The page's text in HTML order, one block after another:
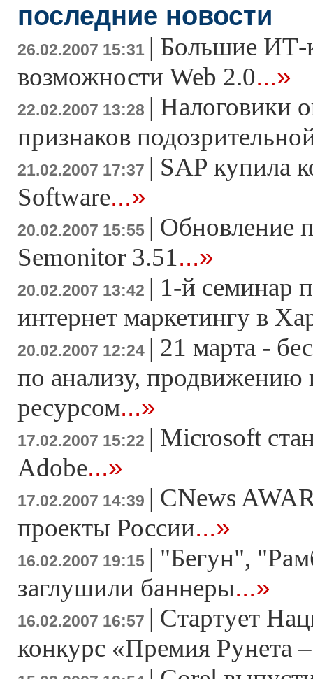
последние новости
26.02.2007 15:31 | Большие ИТ-
возможности Web 2.0...»
22.02.2007 13:28 | Налоговики
признаков
21.02.2007 17:37 | SAP купила
Software...»
20.02.2007 15:55 | Обновление
Semonitor 3.51...»
20.02.2007 13:42 | 1-й семинар
интернет маркетингу в
20.02.2007 12:24 | 21 марта -
по анализу,
ресурсом...»
17.02.2007 15:22 | Microsoft
Adobe...»
17.02.2007 14:39 | CNews
проекты России...»
16.02.2007 19:15 | "Бегун",
заглушили баннеры...»
16.02.2007 16:57 | Стартует
конкурс «Премия Рунета